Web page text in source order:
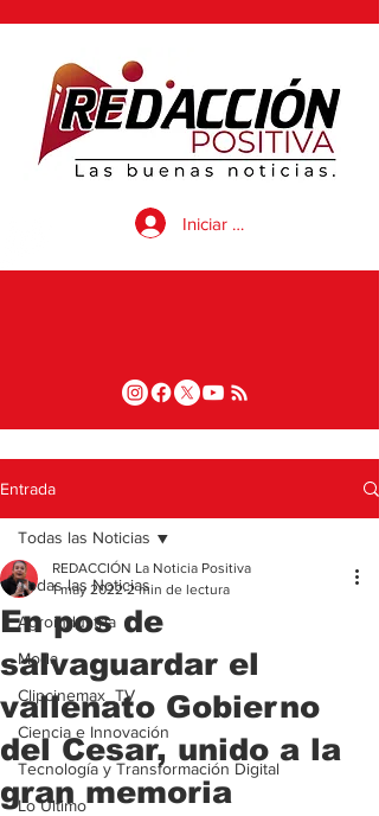
Iniciar sesión
Entrada
Todas las Noticias
Agroindustria
Moda
Clipcinemax_TV
Ciencia e Innovación
Tecnología y Transformación Digital
Lo Ultimo
Todas las Noticias
En pos de
salvaguardar el
vallenato Gobierno
del Cesar, unido a la
gran memoria
REDACCIÓN La Noticia Positiva
1 may 2022 2 min de lectura